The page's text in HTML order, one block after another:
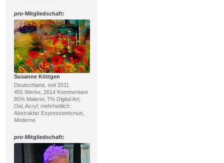
pro-Mitgliedschaft:
Susanne Köttgen
Deutschland, seit 2011
455 Werke, 2614 Kommentare
85% Malerei, 7% Digital Art;
Oel, Acryl; mehrheitlich:
Abstrakter Expressionismus,
Moderne
pro-Mitgliedschaft: